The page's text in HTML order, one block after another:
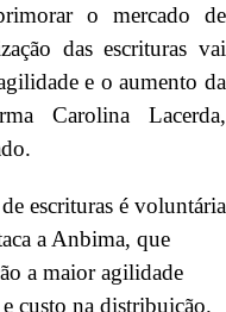
o mercado de
das escrituras vai
e o aumento da
Carolina Lacerda,
escrituras é voluntária
a Anbima, que
a maior agilidade
custo na distribuição.